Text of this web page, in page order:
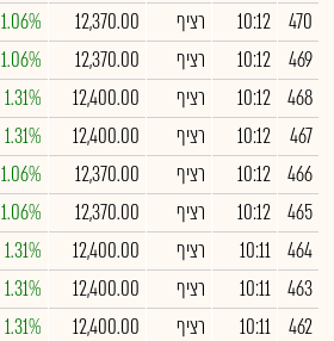
470
10:12 רציף 12,370.00
1.06%
469
10:12 רציף 12,370.00
1.06%
468
10:12 רציף 12,400.00
1.31%
467
10:12 רציף 12,400.00
1.31%
466
10:12 רציף 12,370.00
1.06%
465
10:12 רציף 12,370.00
1.06%
464
10:11 רציף 12,400.00
1.31%
463
10:11 רציף 12,400.00
1.31%
462
10:11 רציף 12,400.00
1.31%